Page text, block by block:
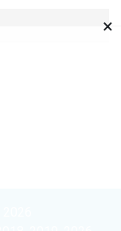
×